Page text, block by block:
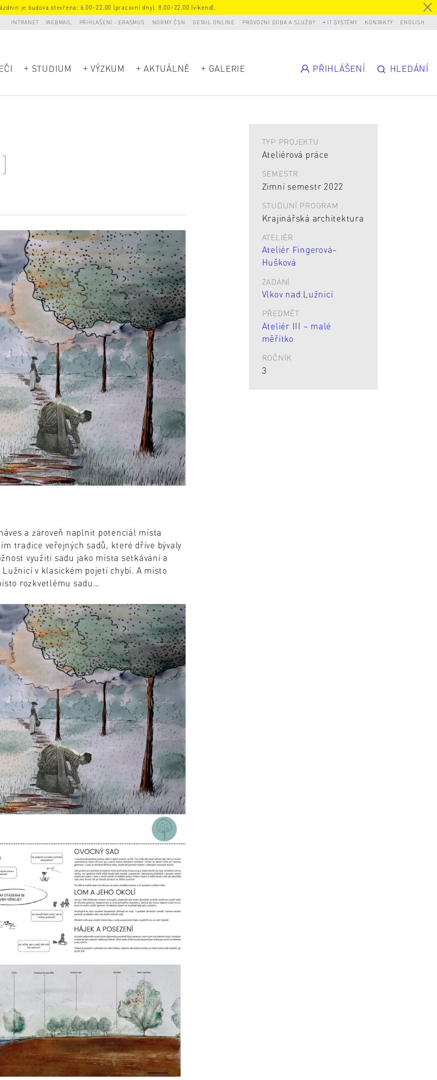
je budova otevřena: 6.00–22.00 (pracovní dny), 8.00–22.00 (víkend).
INTRANET WEBMAIL PŘIHLÁŠENÍ - ERASMUS NORMY ČSN DETAIL ONLINE PROVOZNÍ DOBA A SLUŽBY IT SYSTÉMY KONTAKTY ENGLISH
STUDIUM VÝZKUM AKTUÁLNĚ GALERIE PŘIHLÁŠENÍ HLEDÁNÍ
a zároveň naplnit potenciál místa
tradice veřejných sadů, které dříve bývaly
využití sadu jako místa setkávání a
v klasickém pojetí chybí. A místo
rozkvetlému sadu…
TYP PROJEKTU
Ateliérová práce
SEMESTR
Zimní semestr 2022
STUDIJNÍ PROGRAM
Krajinářská architektura
ATELIÉR
Ateliér Fingerová–
Hušková
ZADÁNÍ
Vlkov nad Lužnicí
PŘEDMĚT
Ateliér III – malé
měřítko
ROČNÍK
3